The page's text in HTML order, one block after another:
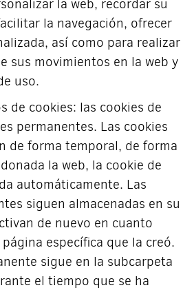
la web, recordar su
la navegación, ofrecer
así como para realizar
sus movimientos en la web y
uso.
de cookies: las cookies de
permanentes. Las cookies
de forma temporal, de forma
la web, la cookie de
automáticamente. Las
siguen almacenadas en su
de nuevo en cuanto
específica que la creó.
sigue en la subcarpeta
el tiempo que se ha